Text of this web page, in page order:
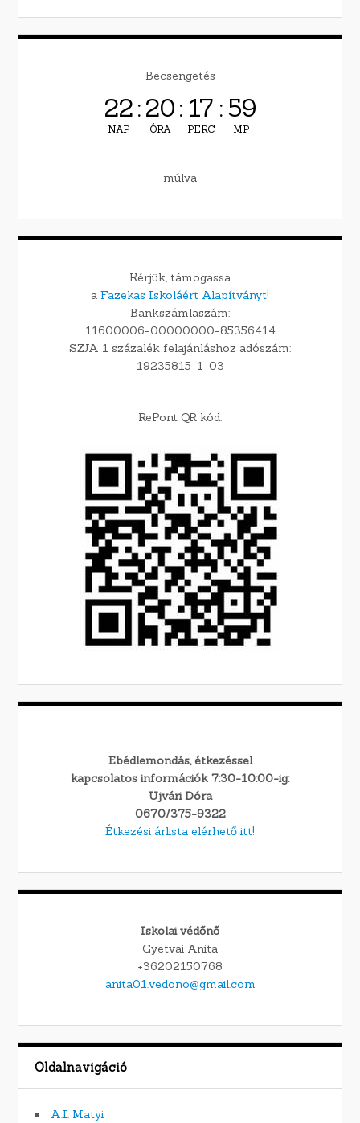
Becsengetés
22
NAP
:20
ÓRA
: 17
PERC
: 58
MP
múlva
Kérjük, támogassa
a Fazekas Iskoláért Alapítványt!
Bankszámlaszám:
11600006-00000000-85356414
SZJA 1 százalék felajánláshoz adószám:
19235815-1-03
RePont QR kód:
Ebédlemondás, étkezéssel
kapcsolatos információk 7:30-10:00-ig:
Ujvári Dóra
0670/375-9322
Étkezési árlista elérhető itt!
Iskolai védőnő
Gyetvai Anita
+36202150768
anita01.vedono@gmail.com
Oldalnavigáció
A.I. Matyi